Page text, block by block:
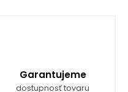
Garantujeme
dostupnosť tovaru